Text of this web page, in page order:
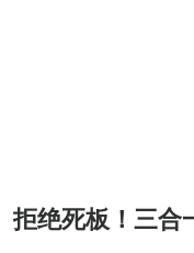
拒绝死板！三合